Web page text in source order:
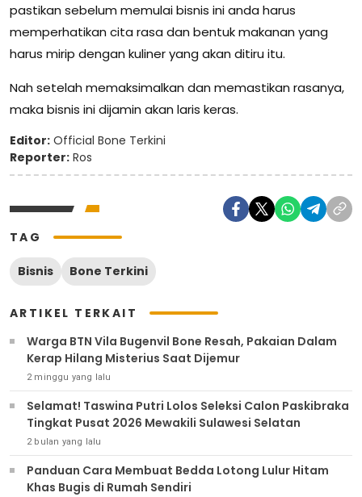
pastikan sebelum memulai bisnis ini anda harus
memperhatikan cita rasa dan bentuk makanan yang
harus mirip dengan kuliner yang akan ditiru itu.
Nah setelah memaksimalkan dan memastikan rasanya,
maka bisnis ini dijamin akan laris keras.
Editor: Official Bone Terkini
Reporter: Ros
TAG
Bisnis Bone Terkini
ARTIKEL TERKAIT
Warga BTN Vila Bugenvil Bone Resah, Pakaian Dalam
Kerap Hilang Misterius Saat Dijemur
2 minggu yang lalu
Selamat! Taswina Putri Lolos Seleksi Calon Paskibraka
Tingkat Pusat 2026 Mewakili Sulawesi Selatan
2 bulan yang lalu
Panduan Cara Membuat Bedda Lotong Lulur Hitam
Khas Bugis di Rumah Sendiri